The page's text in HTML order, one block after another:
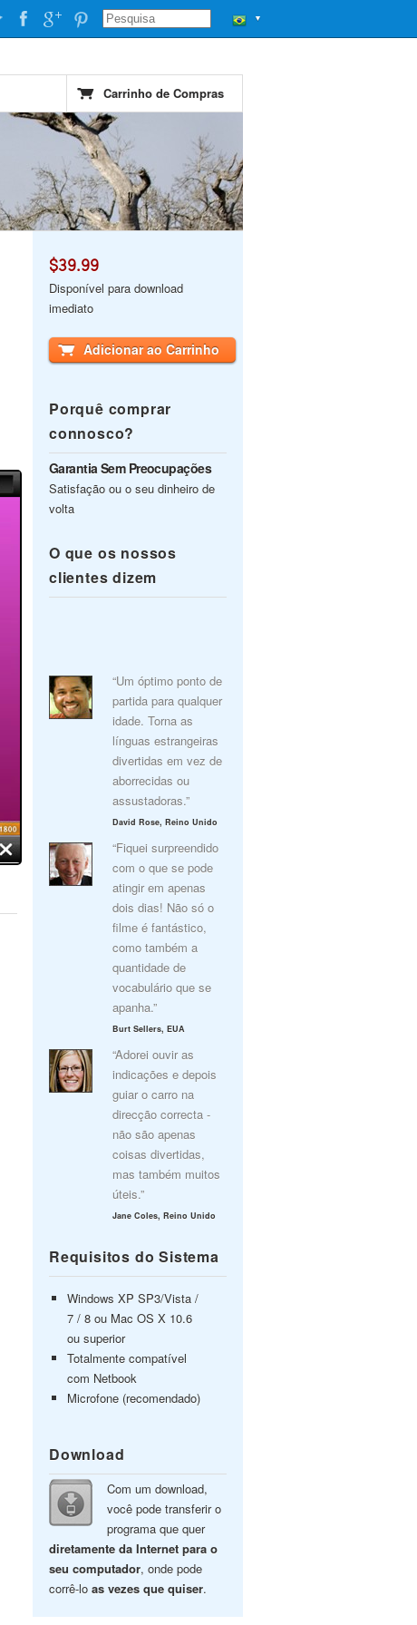
▼
Carrinho de Compras
$39.99
Disponível para download
imediato
Adicionar ao Carrinho
Porquê comprar
connosco?
Garantia Sem Preocupações
Satisfação ou o seu dinheiro de
volta
O que os nossos
clientes dizem
“Um óptimo ponto de
partida para qualquer
idade. Torna as
línguas estrangeiras
divertidas em vez de
aborrecidas ou
assustadoras.”
David Rose, Reino Unido
“Fiquei surpreendido
com o que se pode
atingir em apenas
dois dias! Não só o
filme é fantástico,
como também a
quantidade de
vocabulário que se
apanha.”
Burt Sellers, EUA
“Adorei ouvir as
indicações e depois
guiar o carro na
direcção correcta -
não são apenas
coisas divertidas,
mas também muitos
úteis.”
Jane Coles, Reino Unido
Requisitos do Sistema
Windows XP SP3/Vista /
7 / 8 ou Mac OS X 10.6
ou superior
Totalmente compatível
com Netbook
Microfone (recomendado)
Download
Com um download,
você pode transferir o
programa que quer
diretamente da Internet para o
seu computador, onde pode
corrê-lo as vezes que quiser.